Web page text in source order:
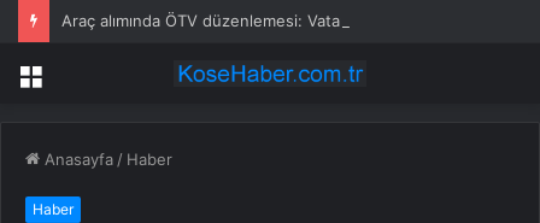
Menü
Anasayfa / Haber
Haber